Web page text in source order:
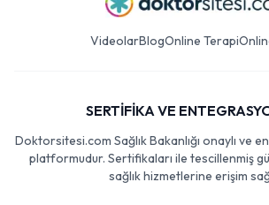
VideolarBlogOnline Terapi
SERTİFİKA VE
Doktorsitesi.com Sağlık Bakanlığı onaylı ve
platformudur. Sertifikaları ile tescillenmiş
sağlık hizmetlerine erişim